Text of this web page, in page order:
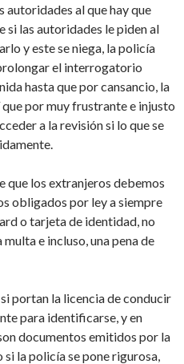
autoridades al que hay que
si las autoridades le piden al
y este se niega, la policía
el interrogatorio
hasta que por cansancio, la
por muy frustrante e injusto
a la revisión si lo que se
que los extranjeros debemos
obligados por ley a siempre
o tarjeta de identidad, no
e incluso, una pena de
portan la licencia de conducir
para identificarse, y en
documentos emitidos por la
la policía se pone rigurosa,